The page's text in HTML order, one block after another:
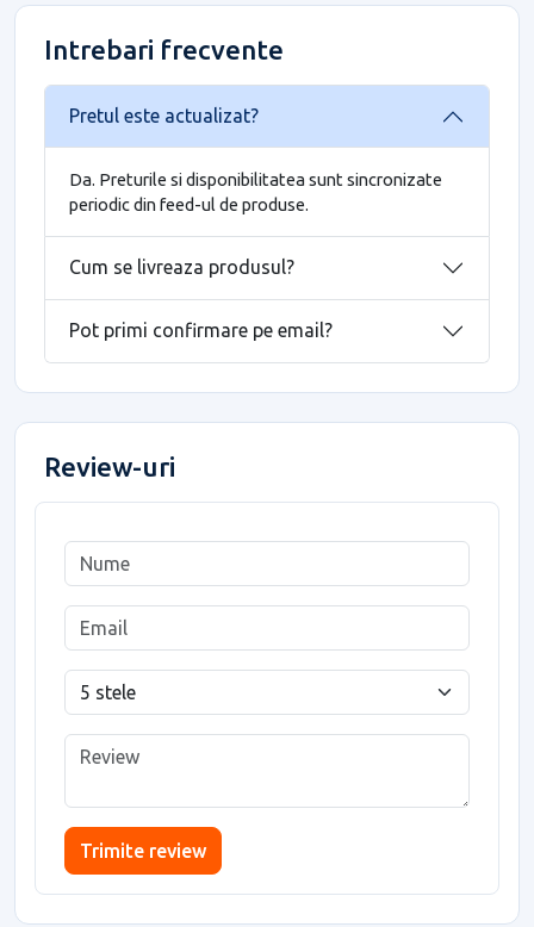
Intrebari frecvente
Pretul este actualizat?
Da. Preturile si disponibilitatea sunt sincronizate
periodic din feed-ul de produse.
Cum se livreaza produsul?
Pot primi confirmare pe email?
Review-uri
Trimite review